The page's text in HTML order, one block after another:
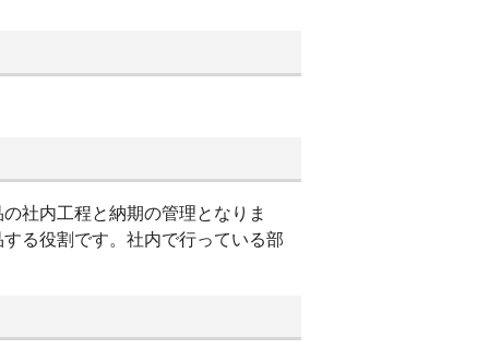
社内工程と納期の管理となりま
る役割です。社内で行っている部